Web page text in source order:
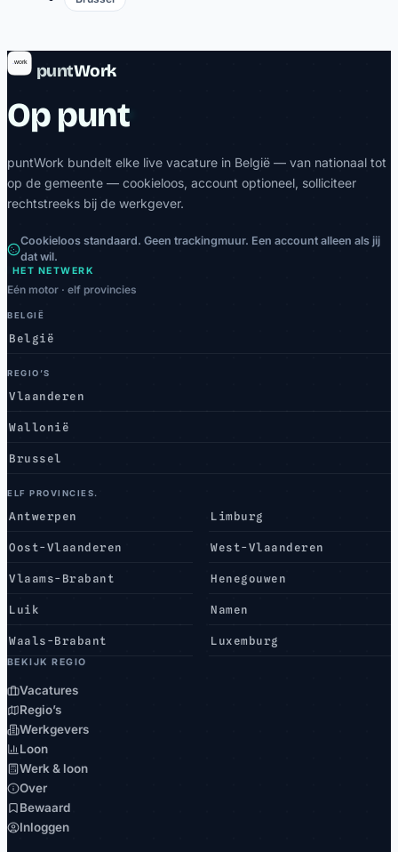
puntWork
Op punt
puntWork bundelt elke live vacature in België — van nationaal tot
op de gemeente — cookieloos, account optioneel, solliciteer
rechtstreeks bij de werkgever.
Cookieloos standaard. Geen trackingmuur. Een account alleen als jij
dat wil.
HET NETWERK
Eén motor · elf provincies
BELGIË
België
REGIO’S
Vlaanderen
Wallonië
Brussel
ELF PROVINCIES.
Antwerpen Limburg
Oost-Vlaanderen West-Vlaanderen
Vlaams-Brabant Henegouwen
Luik Namen
Waals-Brabant Luxemburg
BEKIJK REGIO
Vacatures
Regio’s
Werkgevers
Loon
Werk & loon
Over
Bewaard
Inloggen